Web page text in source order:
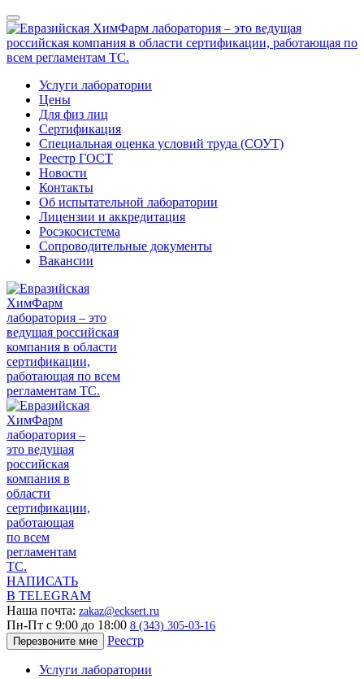
Услуги лаборатории
Цены
Для физ лиц
Сертификация
Специальная оценка условий труда (СОУТ)
Реестр ГОСТ
Новости
Контакты
Об испытательной лаборатории
Лицензии и аккредитация
Росэкосистема
Сопроводительные документы
Вакансии
НАПИСАТЬ
В TELEGRAM
Наша почта: zakaz@ecksert.ru
Пн-Пт с 9:00 до 18:00 8 (343) 305-03-16
Перезвоните мне
Реестр
Услуги лаборатории